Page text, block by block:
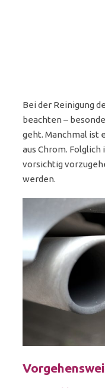
Bei der Reinigung
beachten –
geht. Manchmal ist
aus Chrom.
vorsichtig
werden.